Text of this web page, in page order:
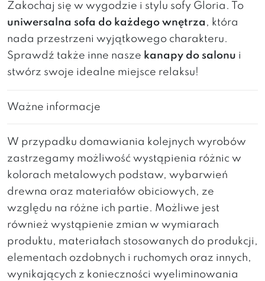
Zakochaj się w wygodzie i stylu sofy Gloria. To
uniwersalna sofa do każdego wnętrza , która
nada przestrzeni wyjątkowego charakteru.
Sprawdź także inne nasze kanapy do salonu i
stwórz swoje idealne miejsce relaksu!
Ważne informacje
W przypadku domawiania kolejnych wyrobów
zastrzegamy możliwość wystąpienia różnic w
kolorach metalowych podstaw, wybarwień
drewna oraz materiałów obiciowych, ze
względu na różne ich partie. Możliwe jest
również wystąpienie zmian w wymiarach
produktu, materiałach stosowanych do produkcji,
elementach ozdobnych i ruchomych oraz innych,
wynikających z konieczności wyeliminowania